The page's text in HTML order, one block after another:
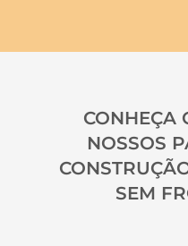
CONHEÇA
NOSSOS
SEM